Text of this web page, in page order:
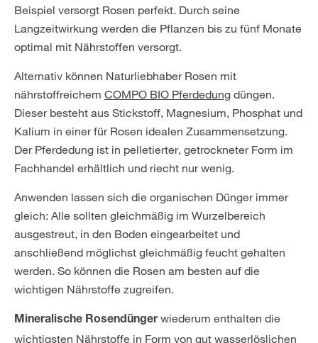
Beispiel versorgt Rosen perfekt. Durch seine
Langzeitwirkung werden die Pflanzen bis zu fünf Monate
optimal mit Nährstoffen versorgt.
Alternativ können Naturliebhaber Rosen mit
nährstoffreichem COMPO BIO Pferdedung düngen.
Dieser besteht aus Stickstoff, Magnesium, Phosphat und
Kalium in einer für Rosen idealen Zusammensetzung.
Der Pferdedung ist in pelletierter, getrockneter Form im
Fachhandel erhältlich und riecht nur wenig.
Anwenden lassen sich die organischen Dünger immer
gleich: Alle sollten gleichmäßig im Wurzelbereich
ausgestreut, in den Boden eingearbeitet und
anschließend möglichst gleichmäßig feucht gehalten
werden. So können die Rosen am besten auf die
wichtigen Nährstoffe zugreifen.
Mineralische Rosendüngerwiederum enthalten die
wichtigsten Nährstoffe in Form von gut wasserlöslichen